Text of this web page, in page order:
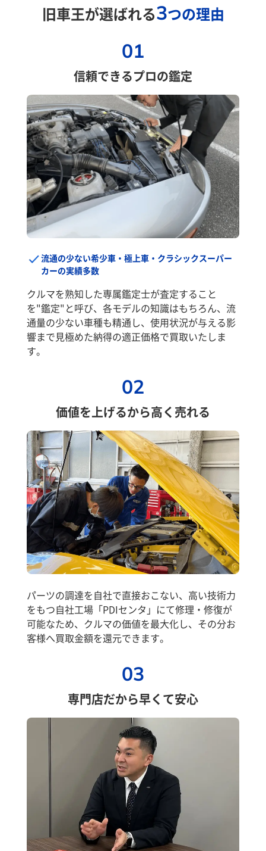
旧車王が選ばれる3つの理由
01
信頼できるプロの鑑定
流通の少ない希少車・極上車・クラシックスーパー
カーの実績多数
クルマを熟知した専属鑑定士が査定すること
を"鑑定"と呼び、各モデルの知識はもちろん、流
通量の少ない車種も精通し、使用状況が与える影
響まで見極めた納得の適正価格で買取いたしま
す。
02
価値を上げるから高く売れる
パーツの調達を自社で直接おこない、高い技術力
をもつ自社工場「PDIセンタ」にて修理・修復が
可能なため、クルマの価値を最大化し、その分お
客様へ買取金額を還元できます。
03
専門店だから早くて安心